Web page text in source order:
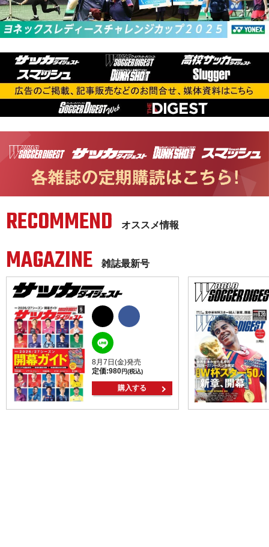
RECOMMEND オススメ情報
MAGAZINE 雑誌最新号
8月7日(金)発売
定価:980円(税込)
購入する